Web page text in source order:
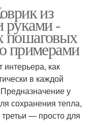
из
руками -
пошаговых
примерами
как
в каждой
у
сохранения тепла,
— просто для